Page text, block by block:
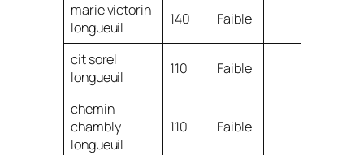
marie victorin
longueuil
140 Faible
cit sorel
longueuil
110 Faible
chemin
chambly
longueuil
110 Faible